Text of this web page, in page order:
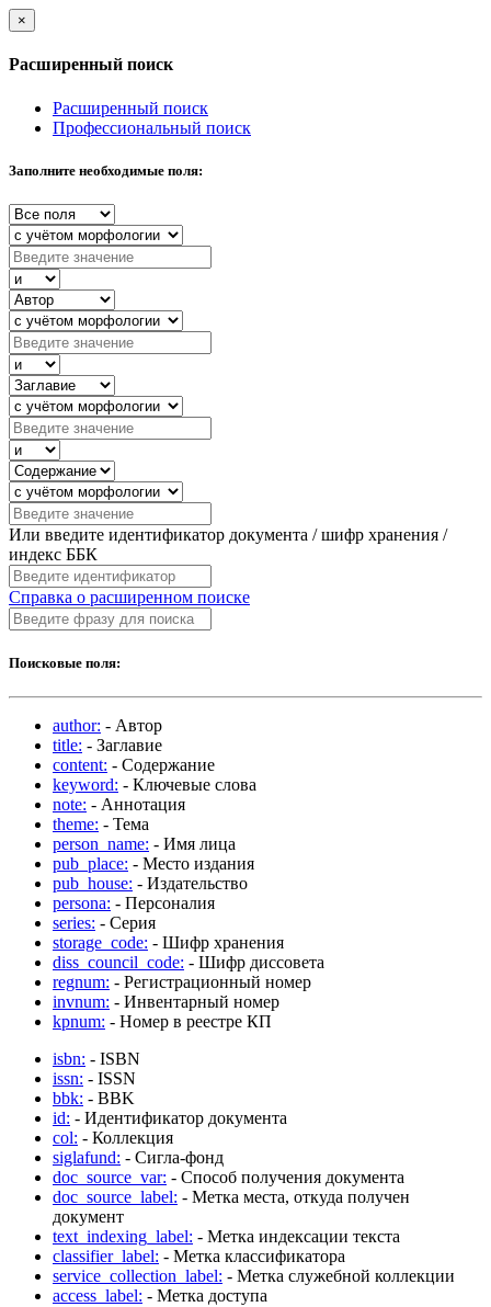
×
Расширенный поиск
Расширенный поиск
Профессиональный поиск
Заполните необходимые поля:
Или введите идентификатор документа / шифр хранения /
индекс ББК
Справка о расширенном поиске
Поисковые поля:
author: - Автор
title: - Заглавие
content: - Содержание
keyword: - Ключевые слова
note: - Аннотация
theme: - Тема
person_name: - Имя лица
pub_place: - Место издания
pub_house: - Издательство
persona: - Персоналия
series: - Серия
storage_code: - Шифр хранения
diss_council_code: - Шифр диссовета
regnum: - Регистрационный номер
invnum: - Инвентарный номер
kpnum: - Номер в реестре КП
isbn: - ISBN
issn: - ISSN
bbk: - BBK
id: - Идентификатор документа
col: - Коллекция
siglafund: - Сигла-фонд
doc_source_var: - Способ получения документа
doc_source_label: - Метка места, откуда получен
документ
text_indexing_label: - Метка индексации текста
classifier_label: - Метка классификатора
service_collection_label: - Метка служебной коллекции
access_label: - Метка доступа